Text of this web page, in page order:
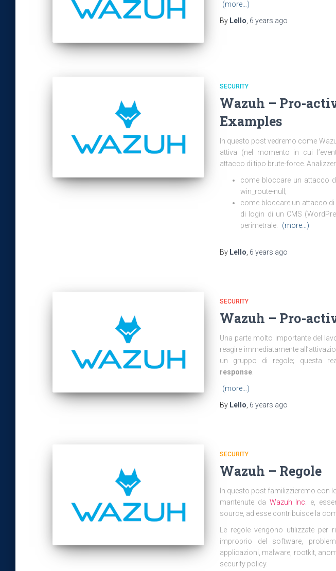
(more…)
By Lello 6 years ago
SECURITY
Wazuh – Pro-
Examples
In questo post vedremo come
attiva (nel momento in cui
attacco di tipo brute-force.
come bloccare un attacco
win_route-null;
come bloccare un attacco
di login di un CMS
perimetrale.
(more…)
By Lello 6 years ago
SECURITY
Wazuh – Pro-
Una parte molto importante del
reagire immediatamente
un gruppo di regole; questa
response
(more…)
By Lello 6 years ago
SECURITY
Wazuh – Regole
In questo post familizzieremo con le
mantenute da Wazuh Inc . e,
source, ad esse contribuisce la
Le regole vengono utilizzate per
improprio del software,
applicazioni, malware, rootkit,
security policy.